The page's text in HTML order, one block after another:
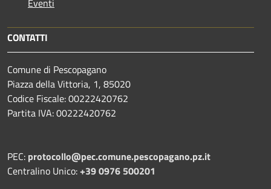
Eventi
CONTATTI
Comune di Pescopagano
Piazza della Vittoria, 1, 85020
Codice Fiscale: 00222420762
Partita IVA: 00222420762
PEC: protocollo@pec.comune.pescopagano.pz.it
Centralino Unico:+39 0976 500201